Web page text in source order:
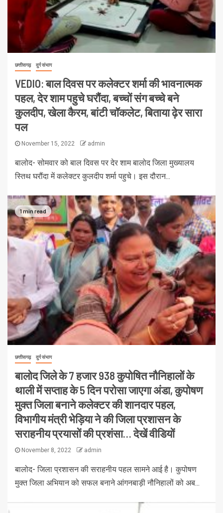
छत्तीसगढ़ दुर्ग संभाग
VEDIO: बाल दिवस पर कलेक्टर शर्मा की भावनात्मक
पहल, देर शाम पहुचे घरौंदा, बच्चों संग बच्चे बने
कुलदीप, खेला कैरम, बांटी चॉकलेट, बिताया ढ़ेर सारा
पल
November 15, 2022 admin
बालोद- सोमवार को बाल दिवस पर देर शाम बालोद जिला मुख्यालय
स्तिथ घरौंदा में कलेक्टर कुलदीप शर्मा पहुचे। इस दौरान...
1 min read
छत्तीसगढ़ दुर्ग संभाग
बालोद जिले के 7 हजार 938 कुपोषित नौनिहालों के
थाली में सप्ताह के 5 दिन परोसा जाएगा अंडा, कुपोषण
मुक्त जिला बनाने कलेक्टर की शानदार पहल,
विभागीय मंत्री भेड़िया ने की जिला प्रशासन के
सराहनीय प्रयासों की प्रशंसा… देखें वीडियों
November 8, 2022 admin
बालोद- जिला प्रशासन की सराहनीय पहल सामने आई है। कुपोषण
मुक्त जिला अभियान को सफल बनाने आंगनबाड़ी नौनिहालों को अब...